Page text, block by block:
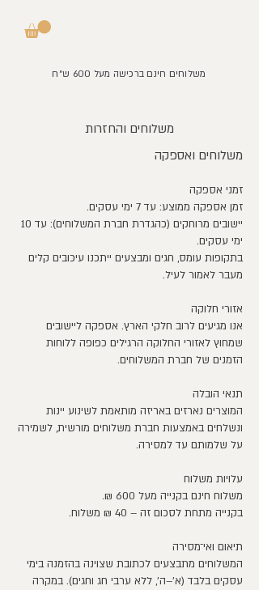
משלוחים חינם ברכישה מעל 600 ש״ח
משלוחים והחזרות
משלוחים ואספקה
זמני אספקה
זמן אספקה ממוצע: עד 7 ימי עסקים.
יישובים מרוחקים (כהגדרת חברת המשלוחים): עד 10
ימי עסקים.
בתקופות עומס, חגים ומבצעים ייתכנו עיכובים קלים
מעבר לאמור לעיל.
אזורי חלוקה
אנו מגיעים לרוב חלקי הארץ. אספקה ליישובים
שמחוץ לאזורי החלוקה הרגילים כפופה ללוחות
הזמנים של חברת המשלוחים.
תנאי הובלה
המוצרים נארזים באריזה מותאמת לשינוע יינות
ונשלחים באמצעות חברת משלוחים מורשית, לשמירה
על שלמותם עד למסירה.
עלויות משלוח
משלוח חינם בקנייה מעל 600 ₪.
בקנייה מתחת לסכום זה – 40 ₪ משלוח.
תיאום ואי־מסירה
המשלוחים מתבצעים לכתובת שצוינה בהזמנה בימי
עסקים בלבד (א׳–ה׳, ללא ערבי חג וחגים). במקרה